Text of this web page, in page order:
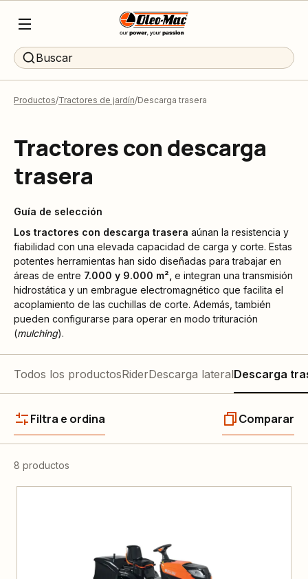
Buscar
Productos Tractores de jardín Descarga trasera
Tractores con descarga
trasera
Guía de selección
Los tractores con descarga trasera aúnan la resistencia y
fiabilidad con una elevada capacidad de carga y corte. Estas
potentes herramientas han sido diseñadas para trabajar en
áreas de entre 7.000 y 9.000 m², e integran una transmisión
hidrostática y un embrague electromagnético que facilita el
acoplamiento de las cuchillas de corte. Además, también
pueden configurarse para operar en modo trituración
(mulching).
Todos los productosRiderDescarga lateralDescarga
Filtra e ordina Comparar
8 productos